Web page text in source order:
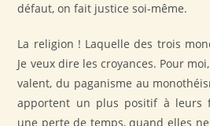
défaut, on fait justice soi-même.
La religion ! Laquelle des trois
Je veux dire les croyances. Pour
valent, du paganisme au
apportent un plus positif à leurs
une perte de temps, quand elles